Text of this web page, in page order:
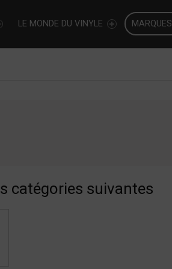
LE MONDE DU VINYLE MARQUES
catégories suivantes